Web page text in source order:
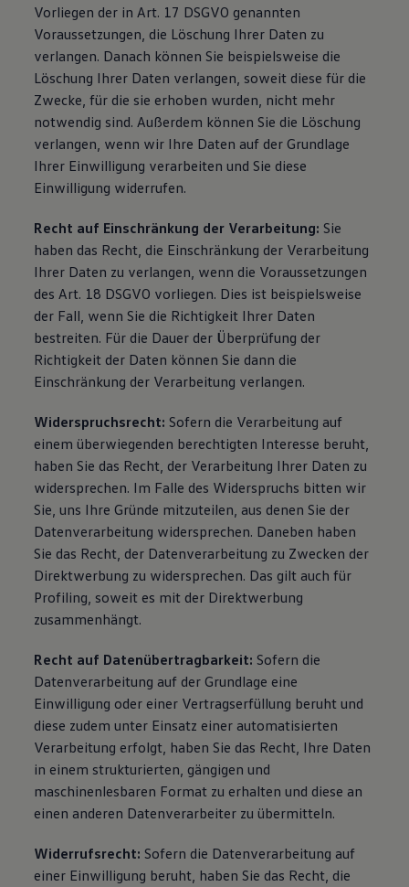
Vorliegen der in Art. 17 DSGVO genannten
Voraussetzungen, die Löschung Ihrer Daten zu
verlangen. Danach können Sie beispielsweise die
Löschung Ihrer Daten verlangen, soweit diese für die
Zwecke, für die sie erhoben wurden, nicht mehr
notwendig sind. Außerdem können Sie die Löschung
verlangen, wenn wir Ihre Daten auf der Grundlage
Ihrer Einwilligung verarbeiten und Sie diese
Einwilligung widerrufen.
Recht auf Einschränkung der Verarbeitung: Sie
haben das Recht, die Einschränkung der Verarbeitung
Ihrer Daten zu verlangen, wenn die Voraussetzungen
des Art. 18 DSGVO vorliegen. Dies ist beispielsweise
der Fall, wenn Sie die Richtigkeit Ihrer Daten
bestreiten. Für die Dauer der Überprüfung der
Richtigkeit der Daten können Sie dann die
Einschränkung der Verarbeitung verlangen.
Widerspruchsrecht: Sofern die Verarbeitung auf
einem überwiegenden berechtigten Interesse beruht,
haben Sie das Recht, der Verarbeitung Ihrer Daten zu
widersprechen. Im Falle des Widerspruchs bitten wir
Sie, uns Ihre Gründe mitzuteilen, aus denen Sie der
Datenverarbeitung widersprechen. Daneben haben
Sie das Recht, der Datenverarbeitung zu Zwecken der
Direktwerbung zu widersprechen. Das gilt auch für
Profiling, soweit es mit der Direktwerbung
zusammenhängt.
Recht auf Datenübertragbarkeit: Sofern die
Datenverarbeitung auf der Grundlage eine
Einwilligung oder einer Vertragserfüllung beruht und
diese zudem unter Einsatz einer automatisierten
Verarbeitung erfolgt, haben Sie das Recht, Ihre Daten
in einem strukturierten, gängigen und
maschinenlesbaren Format zu erhalten und diese an
einen anderen Datenverarbeiter zu übermitteln.
Widerrufsrecht: Sofern die Datenverarbeitung auf
einer Einwilligung beruht, haben Sie das Recht, die